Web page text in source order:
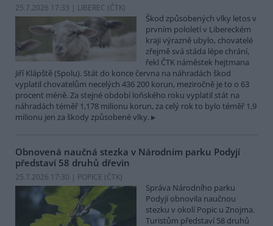
25.7.2026 17:33 | LIBEREC (ČTK)
Škod způsobených vlky letos v
prvním pololetí v Libereckém
kraji výrazně ubylo, chovatelé
zřejmě svá stáda lépe chrání,
řekl ČTK náměstek hejtmana
Jiří Klápště (Spolu). Stát do konce června na náhradách škod
vyplatil chovatelům necelých 436 200 korun, meziročně je to o 63
procent méně. Za stejné období loňského roku vyplatil stát na
náhradách téměř 1,178 milionu korun, za celý rok to bylo téměř 1,9
milionu jen za škody způsobené vlky.
Obnovená naučná stezka v Národním parku Podyjí
představí 58 druhů dřevin
25.7.2026 17:30 | POPICE (ČTK)
Správa Národního parku
Podyjí obnovila naučnou
stezku v okolí Popic u Znojma.
Turistům představí 58 druhů